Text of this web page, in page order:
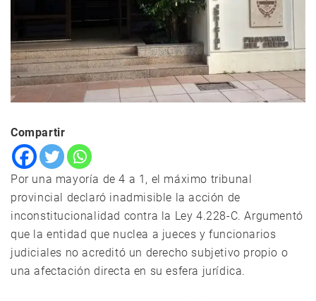
Compartir
Por una mayoría de 4 a 1, el máximo tribunal
provincial declaró inadmisible la acción de
inconstitucionalidad contra la Ley 4.228-C. Argumentó
que la entidad que nuclea a jueces y funcionarios
judiciales no acreditó un derecho subjetivo propio o
una afectación directa en su esfera jurídica.